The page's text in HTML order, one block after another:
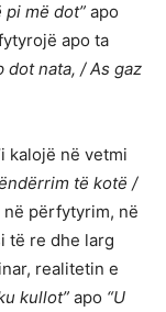
pi më dot” apo
apo ta
dot nata, / As gaz
kalojë në vetmi
të kotë /
në përfytyrim, në
të re dhe larg
realitetin e
kullot” apo “U